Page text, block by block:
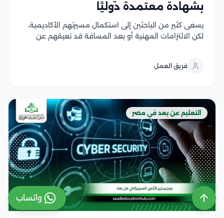
بشهادة معتمدة دوليًا
يسعى كثير من الباحثين إلى استكمال مسيرتهم الأكاديمية،
لكن الالتزامات المهنية أو بعد المسافة قد تعيقهم عن
البحثية والحصول على مؤهل...
فريق العمل
التعليم عن بعد في مصر
واتساب